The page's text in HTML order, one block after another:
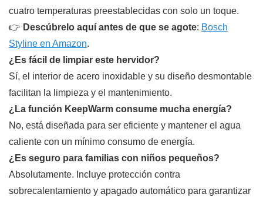
cuatro temperaturas preestablecidas con solo un toque.
👉 Descúbrelo aquí antes de que se agote: Bosch
Styline en Amazon.
¿Es fácil de limpiar este hervidor?
Sí, el interior de acero inoxidable y su diseño desmontable
facilitan la limpieza y el mantenimiento.
¿La función KeepWarm consume mucha energía?
No, está diseñada para ser eficiente y mantener el agua
caliente con un mínimo consumo de energía.
¿Es seguro para familias con niños pequeños?
Absolutamente. Incluye protección contra
sobrecalentamiento y apagado automático para garantizar